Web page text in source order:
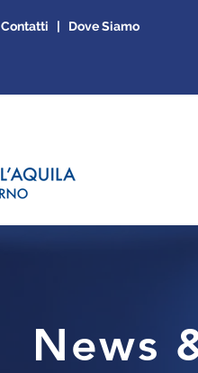
Contatti | Dove Siamo
News